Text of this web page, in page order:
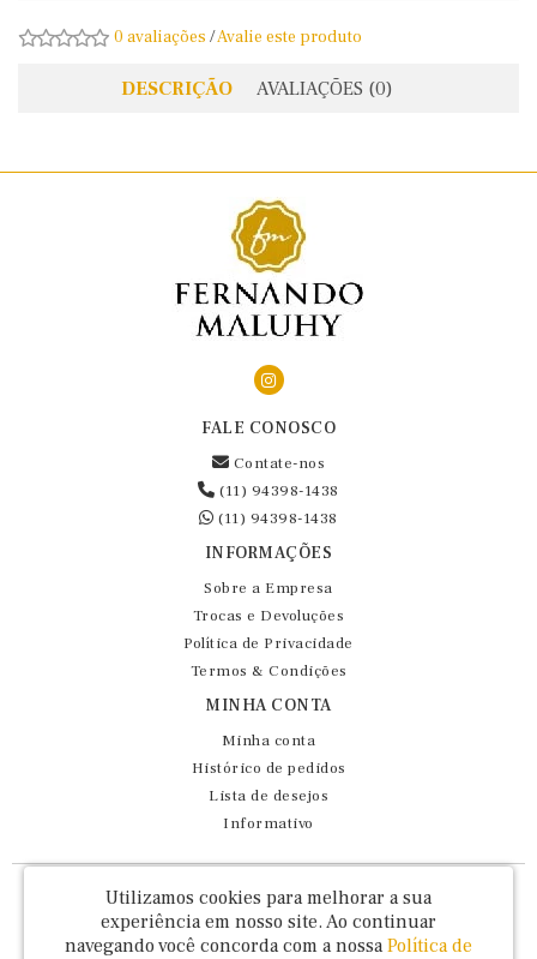
0 avaliações /Avalie este produto
DESCRIÇÃO AVALIAÇÕES (0)
FALE CONOSCO
Contate-nos
(11) 94398-1438
(11) 94398-1438
INFORMAÇÕES
Sobre a Empresa
Trocas e Devoluções
Política de Privacidade
Termos & Condições
MINHA CONTA
Minha conta
Histórico de pedidos
Lista de desejos
Informativo
Fernando Maluhy Cia Ltda - CNPJ: 60.458.825/0001-86
Rua Dr Euclydes da Cunha, 47 - Brás - São Paulo / SP - CEP 03016-030
Utilizamos cookies para melhorar a sua
experiência em nosso site. Ao continuar
navegando você concorda com a nossa Política de